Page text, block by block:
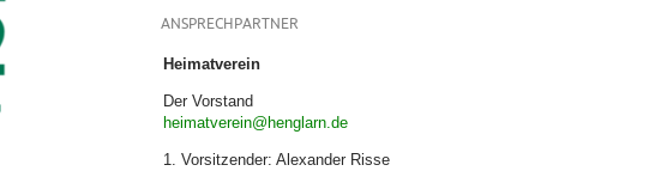
ANSPRECHPARTNER
Heimatverein
Der Vorstand
heimatverein@henglarn.de
1. Vorsitzender: Alexander Risse